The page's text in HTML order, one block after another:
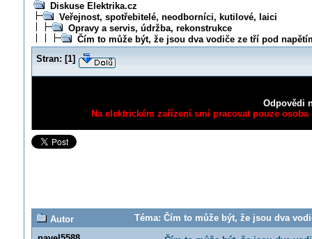
Diskuse Elektrika.cz
Veřejnost, spotřebitelé, neodborníci, kutilové, laici
Opravy a servis, údržba, rekonstrukce
Čím to může být, že jsou dva vodiče ze tří pod
Stran: [1]
Odpovědi
Na elektrickém zařízení smí pracovat pouze
Autor
Téma: Čím to může být, že jsou dva